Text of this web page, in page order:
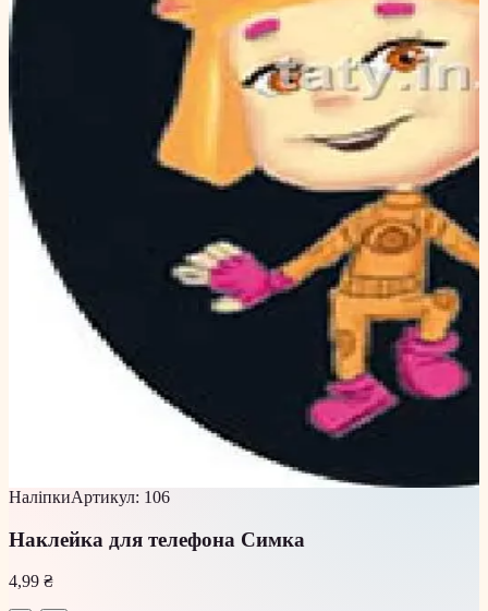
НаліпкиАртикул: 106
Наклейка для телефона Симка
4,99 ₴